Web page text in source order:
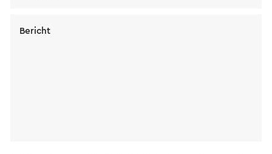
Bericht